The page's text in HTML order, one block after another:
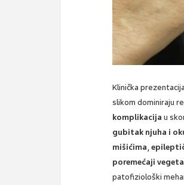
Klinička
slikom dominiraju
komplikacija u
gubitak njuha i
mišićima,
poremećaji
patofiziološki